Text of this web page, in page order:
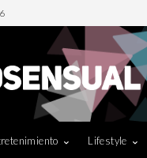
Lifestyle